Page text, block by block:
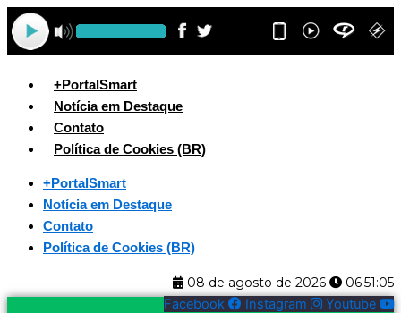
Ir
para
o
+PortalSmart
Notícia em Destaque
Contato
Política de Cookies (BR)
+PortalSmart
Notícia em Destaque
Contato
Política de Cookies (BR)
08 de agosto de 2026
06:51:06
Facebook
Instagram Youtube